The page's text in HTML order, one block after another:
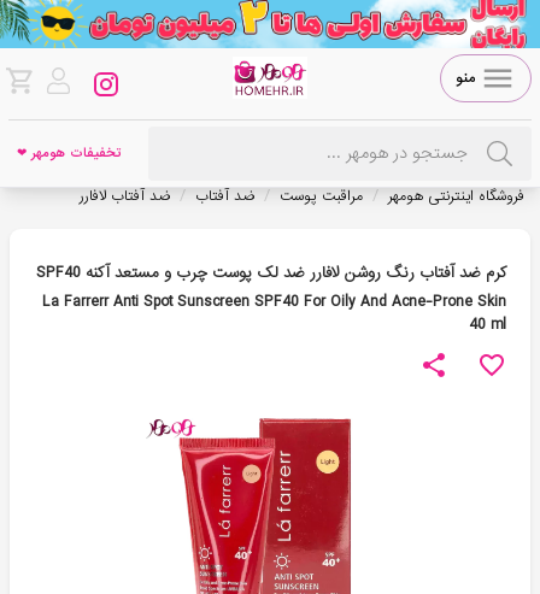
منو
تخفیفات هومهر ❤
فروشگاه اینترنتی هومهر / مراقبت پوست / ضد آفتاب / ضد آفتاب لافارر
کرم ضد آفتاب رنگ روشن لافارر ضد لک پوست چرب و مستعد آکنه SPF40
La Farrerr Anti Spot Sunscreen SPF40 For Oily And Acne-Prone Skin
40 ml